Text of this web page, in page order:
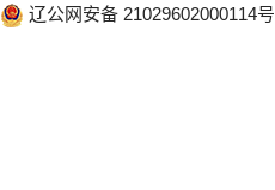
辽公网安备 21029602000114号